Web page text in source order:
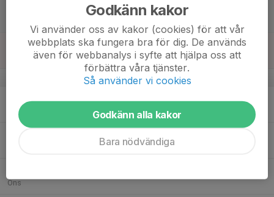
v.34
Mån Åsögatan 153
Ons
Godkänn kakor
Vi använder oss av kakor (cookies) för att vår
webbplats ska fungera bra för dig. De används
även för webbanalys i syfte att hjälpa oss att
förbättra våra tjänster.
Så använder vi cookies
Godkänn alla kakor
Bara nödvändiga